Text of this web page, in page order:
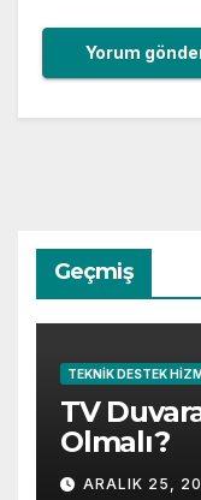
Geçmiş
TEKNIK DESTEK
TV
Olmalı?
ARALIK 25,